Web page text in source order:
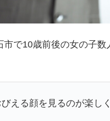
市で10歳前後の女の子
える顔を見るのが楽し